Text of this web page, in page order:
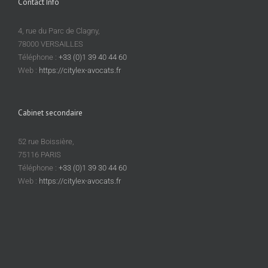
?
par
Marie-
Hélène
Contact Info
4, rue du Parc de Clagny,
78000 VERSAILLES
Téléphone : +33 (0)1 39 40 44 60
Web : https://citylex-avocats.fr
Cabinet secondaire
52 rue Boissière,
75116 PARIS
Téléphone : +33 (0)1 39 30 44 60
Web : https://citylex-avocats.fr